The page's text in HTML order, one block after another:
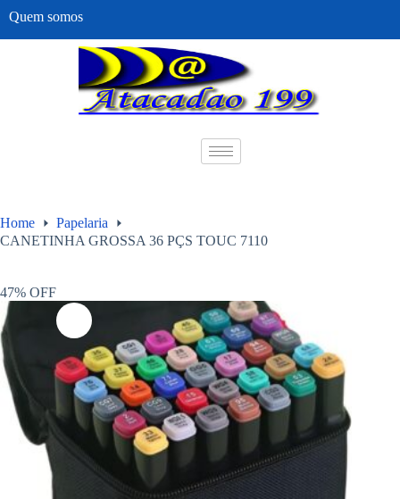
Quem somos
Home
Papelaria
CANETINHA GROSSA 36 PÇS TOUC 7110
47% OFF